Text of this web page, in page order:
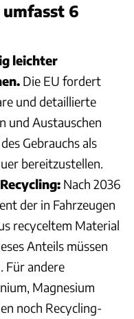
6
leichter
Die EU fordert
und detaillierte
und Austauschen
Gebrauchs als
bereitzustellen.
Nach 2036
der in Fahrzeugen
recyceltem Material
Anteils müssen
Für andere
Magnesium
noch Recycling-